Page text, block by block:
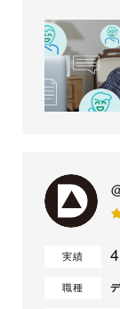
実績
職種